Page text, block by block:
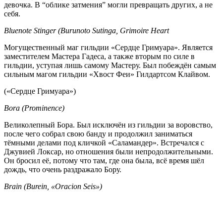
девочка. В “облике затмения” могли превращать других, а не
себя.
Bluenote Stinger (Burunoto Sutinga, Grimoire Heart
Могущественный маг гильдии «Сердце Гримуара». Является
заместителем Мастера Гадеса, а также вторым по силе в
гильдии, уступая лишь самому Мастеру. Был побеждён самым
сильным магом гильдии «Хвост Феи» Гилдартсом Клайвом.
(«Сердце Гримуара»)
Bora (Prominence)
Великолепный Бора. Был исключён из гильдии за воровство,
после чего собрал свою банду и продолжил заниматься
тёмными делами под кличкой «Саламандер». Встречался с
Джувией Локсар, но отношения были непродолжительными.
Он бросил её, потому что там, где она была, всё время шёл
дождь, что очень раздражало Бору.
Brain (Burein, «Oracion Seis»)